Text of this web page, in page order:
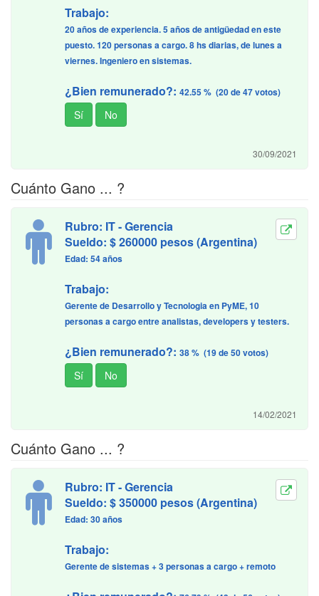
Trabajo:
20 años de experiencia. 5 años de antigüedad en este
puesto. 120 personas a cargo. 8 hs diarias, de lunes a
viernes. Ingeniero en sistemas.
¿Bien remunerado?: 42.55 % (20 de 47 votos)
30/09/2021
Cuánto Gano ... ?
Rubro: IT - Gerencia
Sueldo: $ 260000 pesos (Argentina)
Edad: 54 años
Trabajo:
Gerente de Desarrollo y Tecnologia en PyME, 10
personas a cargo entre analistas, developers y testers.
¿Bien remunerado?: 38 % (19 de 50 votos)
14/02/2021
Cuánto Gano ... ?
Rubro: IT - Gerencia
Sueldo: $ 350000 pesos (Argentina)
Edad: 30 años
Trabajo:
Gerente de sistemas + 3 personas a cargo + remoto